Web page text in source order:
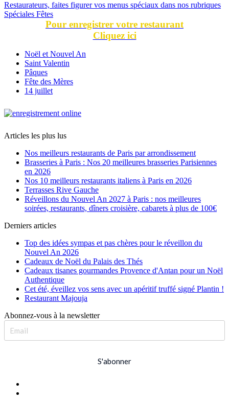
Restaurateurs, faites figurer vos menus spéciaux dans nos rubriques
Spéciales Fêtes
Pour enregistrer votre restaurant
Cliquez ici
Noël et Nouvel An
Saint Valentin
Pâques
Fête des Mères
14 juillet
Articles les plus lus
Nos meilleurs restaurants de Paris par arrondissement
Brasseries à Paris : Nos 20 meilleures brasseries Parisiennes
en 2026
Nos 10 meilleurs restaurants italiens à Paris en 2026
Terrasses Rive Gauche
Réveillons du Nouvel An 2027 à Paris : nos meilleures
soirées, restaurants, dîners croisière, cabarets à plus de 100€
Derniers articles
Top des idées sympas et pas chères pour le réveillon du
Nouvel An 2026
Cadeaux de Noël du Palais des Thés
Cadeaux tisanes gourmandes Provence d'Antan pour un Noël
Authentique
Cet été, éveillez vos sens avec un apéritif truffé signé Plantin !
Restaurant Majouja
Abonnez-vous à la newsletter
S'abonner